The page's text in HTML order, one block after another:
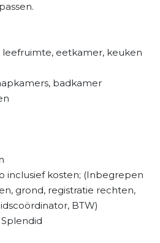
leefruimte, eetkamer, keuken
badkamer
inclusief kosten; (Inbegrepen
grond, registratie rechten,
BTW)